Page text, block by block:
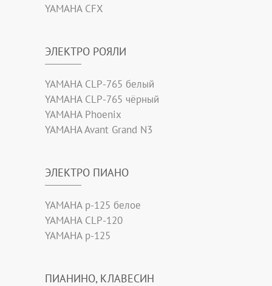
YAMAHA CFX
ЭЛЕКТРО РОЯЛИ
YAMAHA CLP-765 белый
YAMAHA CLP-765 чёрный
YAMAHA Phoenix
YAMAHA Avant Grand N3
ЭЛЕКТРО ПИАНО
YAMAHA p-125 белое
YAMAHA CLP-120
YAMAHA p-125
ПИАНИНО, КЛАВЕСИН